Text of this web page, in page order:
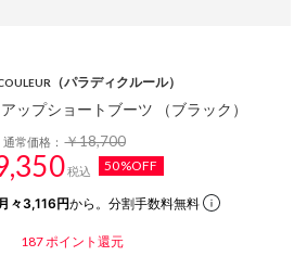
（パラディクルール）
ップショートブーツ （ブラック）
通常価格：￥18,700
税込 50%OFF
々3,116円から。分割手数料無料
187 ポイント還元